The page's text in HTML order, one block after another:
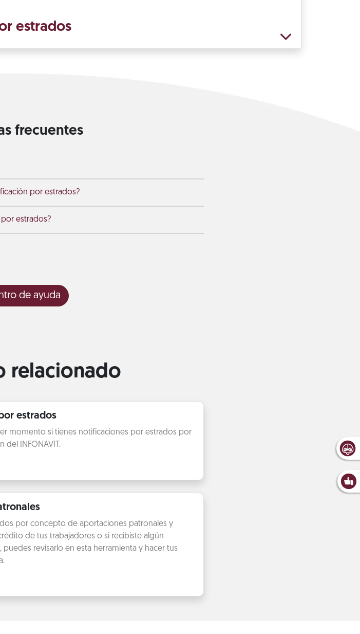
estrados
frecuentes
por estrados?
estrados?
de ayuda
relacionado
estrados
momento si tienes notificaciones por estrados por
del INFONAVIT.
por concepto de aportaciones patronales y
de tus trabajadores o si recibiste algún
puedes revisarlo en esta herramienta y hacer tus